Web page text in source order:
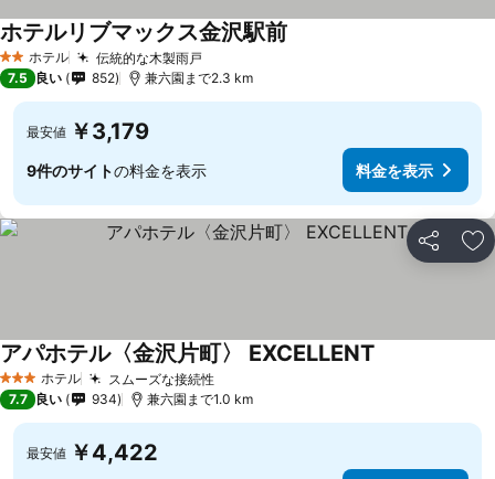
2 ホテルのランク
ホテル 伝統的な木製雨戸料金を表示
ホテルリブマックス金沢駅前
7.5 良い 852 兼六園まで2.3 km
最安値 ￥3,179
9件のサイトの料金を表示 料金を表示
シェア お
3 ホテルのランク
ホテル スムーズな接続性料金を表示
アパホテル〈金沢片町〉 EXCELLENT
7.7 良い 934 兼六園まで1.0 km
最安値 ￥4,422